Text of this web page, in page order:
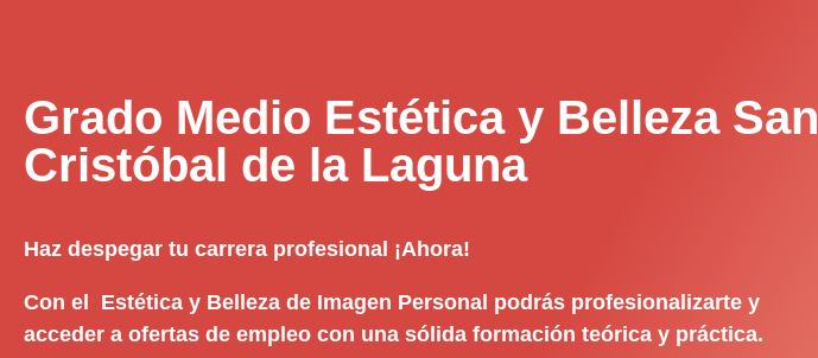
Grado Medio Estética y Belleza San
Cristóbal de la Laguna
Haz despegar tu carrera profesional ¡Ahora!
Con el Estética y Belleza de Imagen Personal podrás profesionalizarte y
acceder a ofertas de empleo con una sólida formación teórica y práctica.